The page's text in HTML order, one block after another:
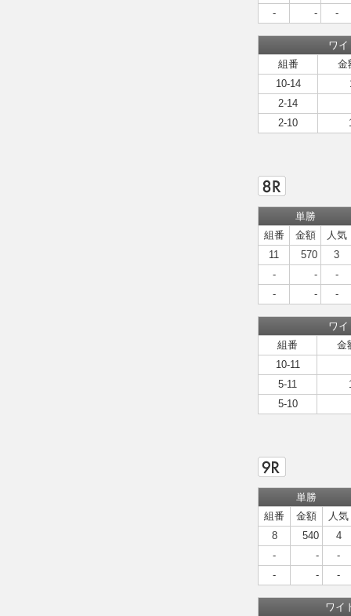
-
- -
ワイ
組番
金
10-14
2-14
2-10
単勝
組番
金額
人気
11
570
3
-
-
-
-
- -
ワイ
組番
金
10-11
5-11
5-10
単勝
組番
金額
人気
8
540
4
-
-
-
-
- -
ワイ